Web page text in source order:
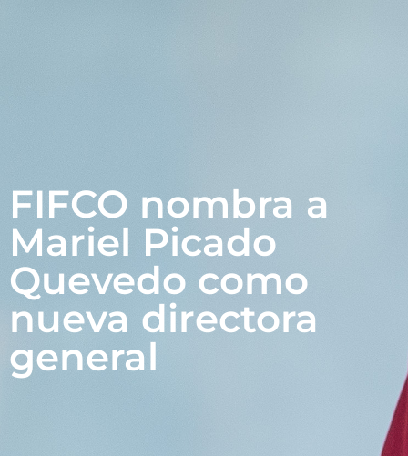
FIFCO nombra a
Mariel Picado
Quevedo como
nueva directora
general